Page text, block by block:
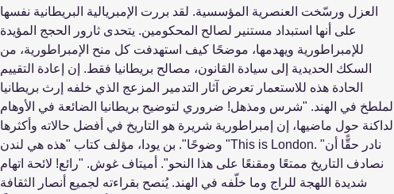
العزل ورسّخت العنصرية المؤسسية. لقد بررت الإمبريالية البريطانية نفسها
على أنها استبداد مستنير لصالح المحكومين. يتحدى ثارور الحجج المؤيدة
للإمبراطورية ويهدمها، موضحًا كيف استهدفت كل منح الإمبراطورية، من
السكك الحديدية إلى سيادة القانون، مصالح بريطانيا فقط. إن إعادة التقييم
الحادة هذه للاستعمار تعرض آثار التدمير المزعج الذي خلفه إرث بريطانيا
الملطخ في الهند. "شرس ومذهل! ضروري لتوضيح بريطانيا الضائعة في الأوهام
الداكنة حول ماضيها، إن إمبراطورية شريرة هو التاريخ في أفضل حالاته وأكثرها
وضوحًا". بن يودا، مؤلف كتاب "هذه هي لندن "This is London. "نادر حقًّا أن
نصادف التاريخ ممتعًا ومقنعًا على هذا النحو". أميتاف غوش. "رائع! لائحة اتهام
شديدة اللهجة للراج وما خلّفه في الهند. يُنصح بقراءته لجميع أنصار الثقافة